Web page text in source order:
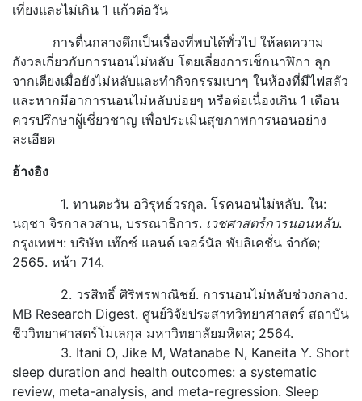
เที่ยงและไม่เกิน 1 แก้วต่อวัน
การตื่นกลางดึกเป็นเรื่องที่พบได้ทั่วไป ให้ลดความ
กังวลเกี่ยวกับการนอนไม่หลับ โดยเลี่ยงการเช็กนาฬิกา ลุก
จากเตียงเมื่อยังไม่หลับและทำกิจกรรมเบาๆ ในห้องที่มีไฟสลัว
และหากมีอาการนอนไม่หลับบ่อยๆ หรือต่อเนื่องเกิน 1 เดือน
ควรปรึกษาผู้เชี่ยวชาญ เพื่อประเมินสุขภาพการนอนอย่าง
ละเอียด
อ้างอิง
1. ทานตะวัน อวิรุทธ์วรกุล. โรคนอนไม่หลับ. ใน:
นฤชา จิรกาลวสาน, บรรณาธิการ. เวชศาสตร์การนอนหลับ.
กรุงเทพฯ: บริษัท เท๊กซ์ แอนด์ เจอร์นัล พับลิเคชั่น จำกัด;
2565. หน้า 714.
2. วรสิทธิ์ ศิริพรพาณิชย์. การนอนไม่หลับช่วงกลาง.
MB Research Digest. ศูนย์วิจัยประสาทวิทยาศาสตร์ สถาบัน
ชีววิทยาศาสตร์โมเลกุล มหาวิทยาลัยมหิดล; 2564.
3. Itani O, Jike M, Watanabe N, Kaneita Y. Short
sleep duration and health outcomes: a systematic
review, meta-analysis, and meta-regression. Sleep